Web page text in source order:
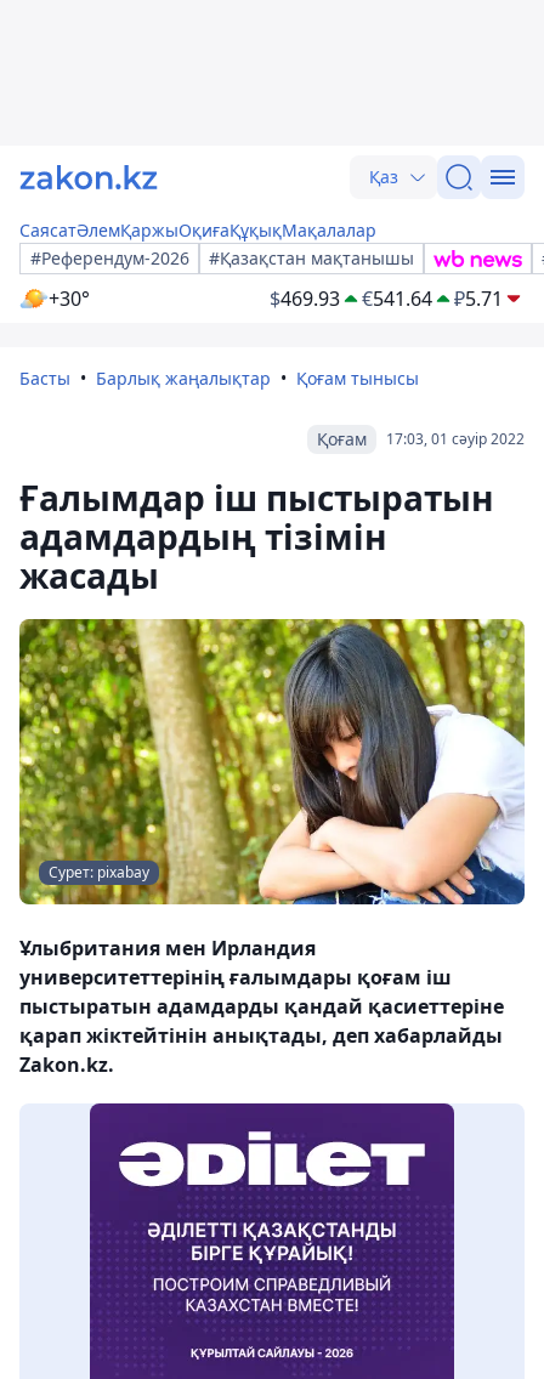
Қаз
СаясатӘлемҚаржыОқиғаҚұқықМақалалар
#Референдум-2026
#Қазақстан мақтанышы
+30° $469.93 €541.64 ₽5.71
Басты Барлық жаңалықтар Қоғам тынысы
17:03, 01 сәуір 2022
Қоғам
Ғалымдар іш пыстыратын
адамдардың тізімін
жасады
Сурет: pixabay
Ұлыбритания мен Ирландия
университеттерінің ғалымдары қоғам іш
пыстыратын адамдарды қандай қасиеттеріне
қарап жіктейтінін анықтады, деп хабарлайды
Zakon.kz.